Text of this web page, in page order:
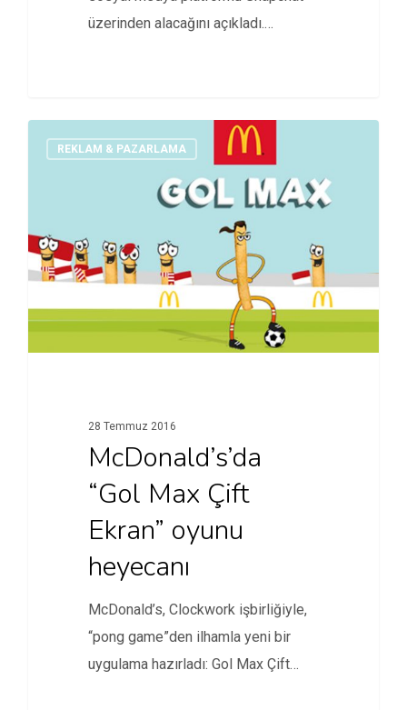
üzerinden alacağını açıkladı.
REKLAM & PAZARLAMA
28 Temmuz 2016
McDonald’s’da
“Gol Max Çift
Ekran” oyunu
heyecanı
McDonald’s, Clockwork işbirliğiyle,
“pong game”den ilhamla yeni bir
uygulama hazırladı: Gol Max Çift